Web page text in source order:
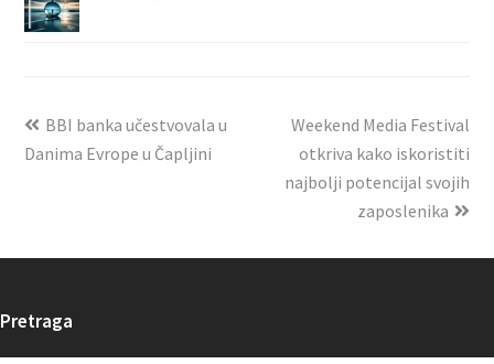
BBI banka učestvovala u
Danima Evrope u Čapljini
Weekend Media Festival
otkriva kako iskoristiti
najbolji potencijal svojih
zaposlenika
Pretraga